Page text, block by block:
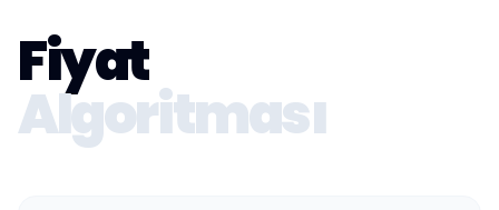
Fiyat
Algoritması